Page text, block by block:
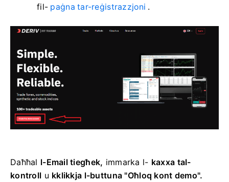
fil- paġna tar-reġistrazzjoni .
Daħħal l-Email tiegħek, immarka l- kaxxa tal-
kontroll u kklikkja l-buttuna "Oħloq kont demo".